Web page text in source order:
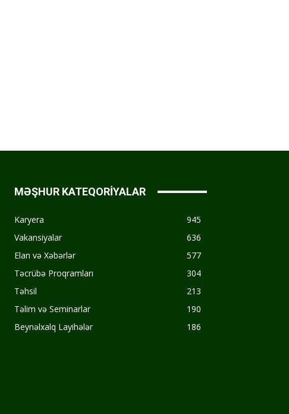
MƏŞHUR KATEQORİYALAR
Karyera
945
Vakansiyalar
636
Elan və Xəbərlər
577
Təcrübə Proqramları
304
Təhsil
213
Təlim və Seminarlar
190
Beynəlxalq Layihələr
186